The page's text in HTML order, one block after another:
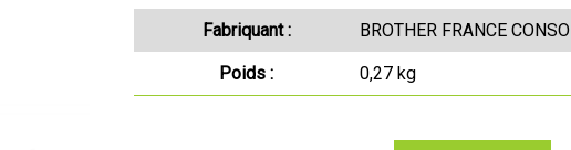
Fabriquant : BROTHER FRANCE CONSO
Poids : 0,27 kg